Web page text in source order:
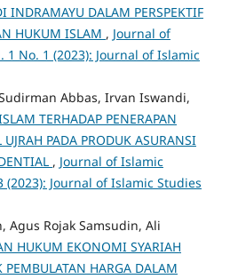
INDRAMAYU DALAM PERSPEKTIF
HUKUM ISLAM , Journal of
1 No. 1 (2023): Journal of Islamic
Abbas, Irvan Iswandi,
TERHADAP PENERAPAN
PADA PRODUK ASURANSI
, Journal of Islamic
(2023): Journal of Islamic Studies
Agus Rojak Samsudin, Ali
HUKUM EKONOMI SYARIAH
PEMBULATAN HARGA DALAM